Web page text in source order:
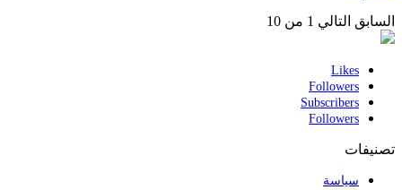
السابق التالي 1 من 10
Likes
Followers
Subscribers
Followers
تصنيفات
سياسة